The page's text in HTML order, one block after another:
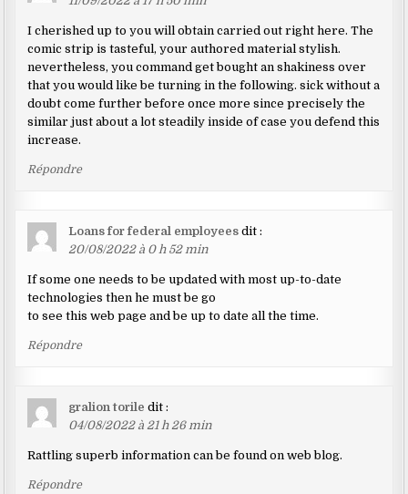
I cherished up to you will obtain carried out right here. The
comic strip is tasteful, your authored material stylish.
nevertheless, you command get bought an shakiness over
that you would like be turning in the following. sick without a
doubt come further before once more since precisely the
similar just about a lot steadily inside of case you defend this
increase.
Répondre
Loans for federal employees dit :
20/08/2022 à 0 h 52 min
If some one needs to be updated with most up-to-date
technologies then he must be go
to see this web page and be up to date all the time.
Répondre
gralion torile dit :
04/08/2022 à 21 h 26 min
Rattling superb information can be found on web blog.
Répondre